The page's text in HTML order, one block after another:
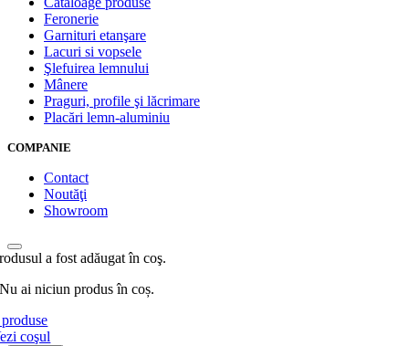
Feronerie
Garnituri etanşare
Lacuri si vopsele
Şlefuirea lemnului
Mânere
Praguri, profile şi lăcrimare
Placări lemn-aluminiu
COMPANIE
Contact
Noutăţi
Showroom
a fost adăugat în coş.
Nu ai niciun produs în coș.
coşul